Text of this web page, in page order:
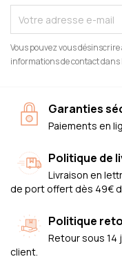
Vous pouvez vous
informations de contact
Garanties
Paiements en
Politique de
Livraison en
de port offert dès 49€
Politique
Retour sous 14
client.